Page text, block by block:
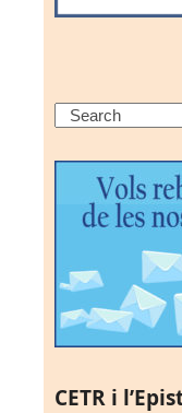
Search
CETR i